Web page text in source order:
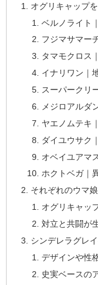
オグリキャップ
ベルノライト
フジマサマー
タマモクロス
イナリワン｜
スーパークリ
メジロアルダ
ヤエノムテキ
ダイユウサク
オベイユアマ
ホクトベガ｜
それぞれのウマ
オグリキャッ
対立と共闘が
シンデレラグレ
デザインや性
史実ベースの